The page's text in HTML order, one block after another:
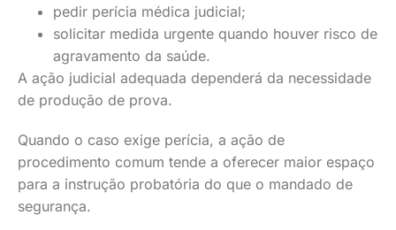
pedir perícia médica judicial;
solicitar medida urgente quando houver risco de
agravamento da saúde.
A ação judicial adequada dependerá da necessidade
de produção de prova.
Quando o caso exige perícia, a ação de
procedimento comum tende a oferecer maior espaço
para a instrução probatória do que o mandado de
segurança.